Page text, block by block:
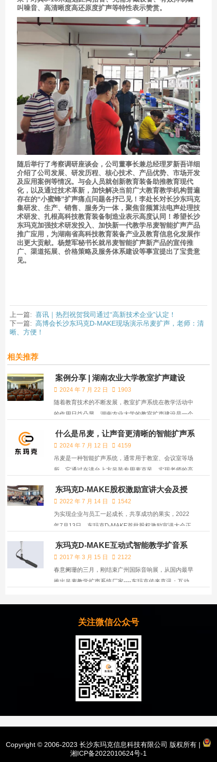
叫噪音、高清晰度高还原度扩声等特性表示赞赏。
随后举行了考察调研座谈会，公司董事长兼总经理罗新吾详细
介绍了公司发展、研发历程、核心技术、产品优势、市场开发
及应用案例等情况。与会人员就创新教育装备助推教育现代
化，以及通过技术革新，加快解决当前广大教育教学机构普遍
存在的“小蜜蜂”扩声痛点问题各抒己见！李处长对长沙东玛克
集研发、生产、销售、服务为一体，聚焦音频算法电声处理技
术研发、扎根高科技教育装备制造业表示高度认同！希望长沙
东玛克加强技术研发投入、加快新一代教学吊麦智能扩声产品
推广应用，为湖南省高科技教育装备产业及教育信息化发展作
出更大贡献。杨楚军秘书长就吊麦智能扩声新产品的宣传推
广、渠道拓展、价格策略及服务体系建设等事宜提出了宝贵意
见。
上一篇: 喜讯｜热烈祝贺我司通过“高新技术企业”认定！
下一篇: 高博会长沙东玛克D-MAKE现场演示吊麦扩声，老师：清
晰、方便！
相关推荐
案例分享 | 湖南农业大学教室扩声建设
2024 年 7 月 22 日
1903
随着教育技术的不断发展，教室扩声系统在教学活动中
的作用日益凸显。湖南农业大学的教室扩声建设是一个
什么是吊麦，让声音更清晰的智能扩声系
统2024 年 7 月 12 日
4159
吊麦是一种智能扩声系统，通常用于教室、会议室等场
所。它通过在讲台上方吊装专用麦克风，实现老师的高
生区产生的杂音影响扩声效果。
东玛克D-MAKE股权激励宣讲大会及授
予仪式圆满落幕
2022 年 7 月 14 日
1542
为实现企业与员工一起成长，共享成功的果实，2022
年7月13日，东玛克D-MAKE首批股权激励宣讲大会正
专业的股权律师团队出席本次宣讲会及授予仪式。
东玛克D-MAKE互动式智能教学扩音系
统重大创新
2017 年 3 月 15 日
2122
春意阑珊的三月，刚结束广州国际音响展，从国内最早
推出吊麦教学扩声系统厂家----东玛克传来喜讯：互动
关注微信公众号
Copyright © 2006-2023 长沙东玛克信息科技有限公司 版权所有 |
湘ICP备2022010624号-1